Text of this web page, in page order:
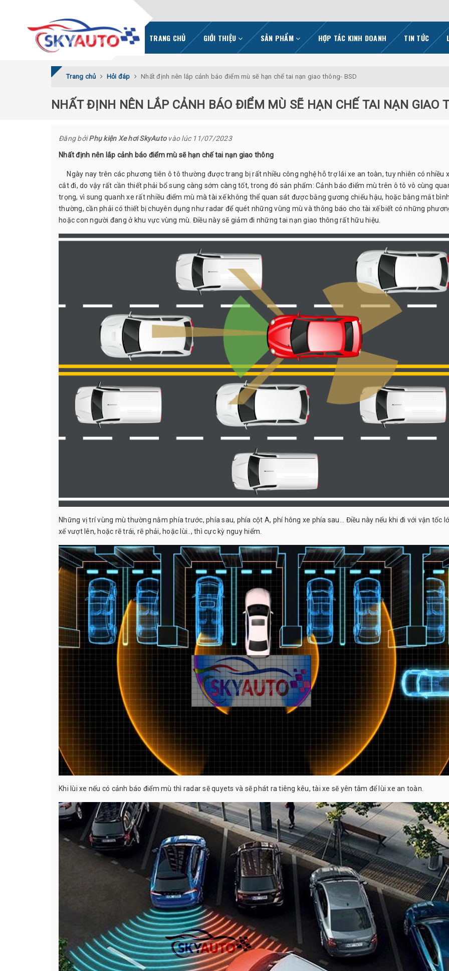
TRANG CHỦ GIỚI THIỆU SẢN PHẨM HỢP TÁC KINH DOANH TIN TỨC
Trang chủ Hỏi đáp Nhất định nên lắp cảnh báo điểm mù sẽ hạn chế tai nạn giao thông- BSD
NHẤT ĐỊNH NÊN LẮP CẢNH BÁO ĐIỂM MÙ SẼ HẠN CHẾ TAI NẠN GIAO
Đăng bởiPhụ kiện Xe hơi SkyAutovào lúc 11/07/2023
Nhất định nên lắp cảnh báo điểm mù sẽ hạn chế tai nạn giao thông
Ngày nay trên các phương tiên ô tô thường được trang bị rất nhiều công nghệ hỗ trợ lái xe an toàn, tuy nhiên có nhiều
cắt đi, do vậy rất cần thiết phải bổ sung càng sớm càng tốt, trong đó sản phẩm: Cảnh báo điểm mù trên ô tô vô cùng
trọng, vì sung quanh xe rất nhiều điểm mù mà tài xế không thể quan sát được bằng gương chiếu hậu, hoặc bằng mắt
thường, cần phải có thiết bị chuyên dụng như radar để quét những vùng mù và thông báo cho tài xế biết có những
hoặc con người đang ở khu vực vùng mù. Điều này sẽ giảm đi những tai nạn giao thông rất hữu hiệu.
Những vị trí vùng mù thường nằm phía trước, phía sau, phía cột A, phí hông xe phía sau... Điều này nếu khi đi với vận tốc
xế vượt lên, hoặc rẽ trái, rẽ phải, hoặc lùi.., thì cực kỳ nguy hiểm.
Khi lùi xe nếu có cảnh báo điểm mù thì radar sẽ quyets và sẽ phát ra tiêng kêu, tài xe sẽ yên tâm để lùi xe an toàn.